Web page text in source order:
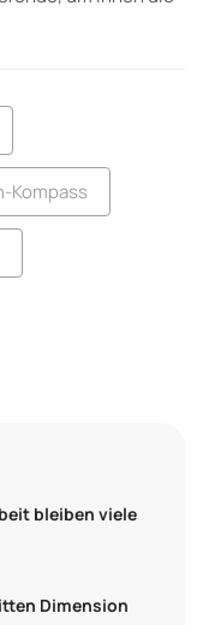
Kompass
bleiben viele
Dimension